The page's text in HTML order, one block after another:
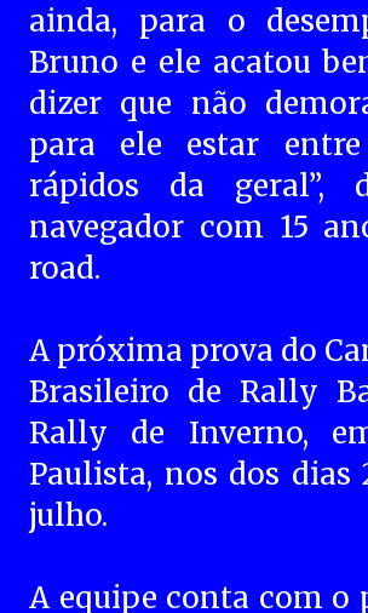
ainda, para o
Bruno e ele acatou
dizer que não
para ele estar
rápidos da geral”,
navegador com 15
road.
A próxima prova do
Brasileiro de Rally
Rally de Inverno,
Paulista, nos dos dias
julho.
A equipe conta com o